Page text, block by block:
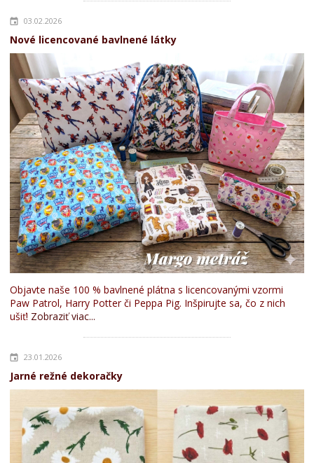
03.02.2026
Nové licencované bavlnené látky
Objavte naše 100 % bavlnené plátna s licencovanými vzormi
Paw Patrol, Harry Potter či Peppa Pig. Inšpirujte sa, čo z nich
ušiť! Zobraziť viac...
23.01.2026
Jarné režné dekoračky